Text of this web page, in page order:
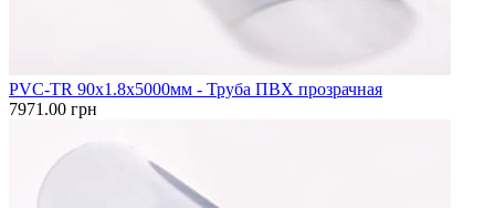
PVC-TR 90x1.8x5000мм - Труба ПВХ прозрачная
7971.00 грн